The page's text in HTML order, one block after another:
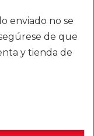
enviado no se
de que
y tienda de